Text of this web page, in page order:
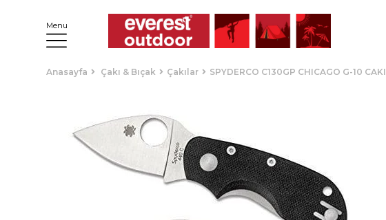
Menu
Anasayfa Çakı & Bıçak Çakılar SPYDERCO C130GP CHICAGO G-10 CAKI